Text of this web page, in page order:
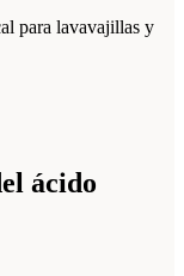
para lavavajillas y
ácido